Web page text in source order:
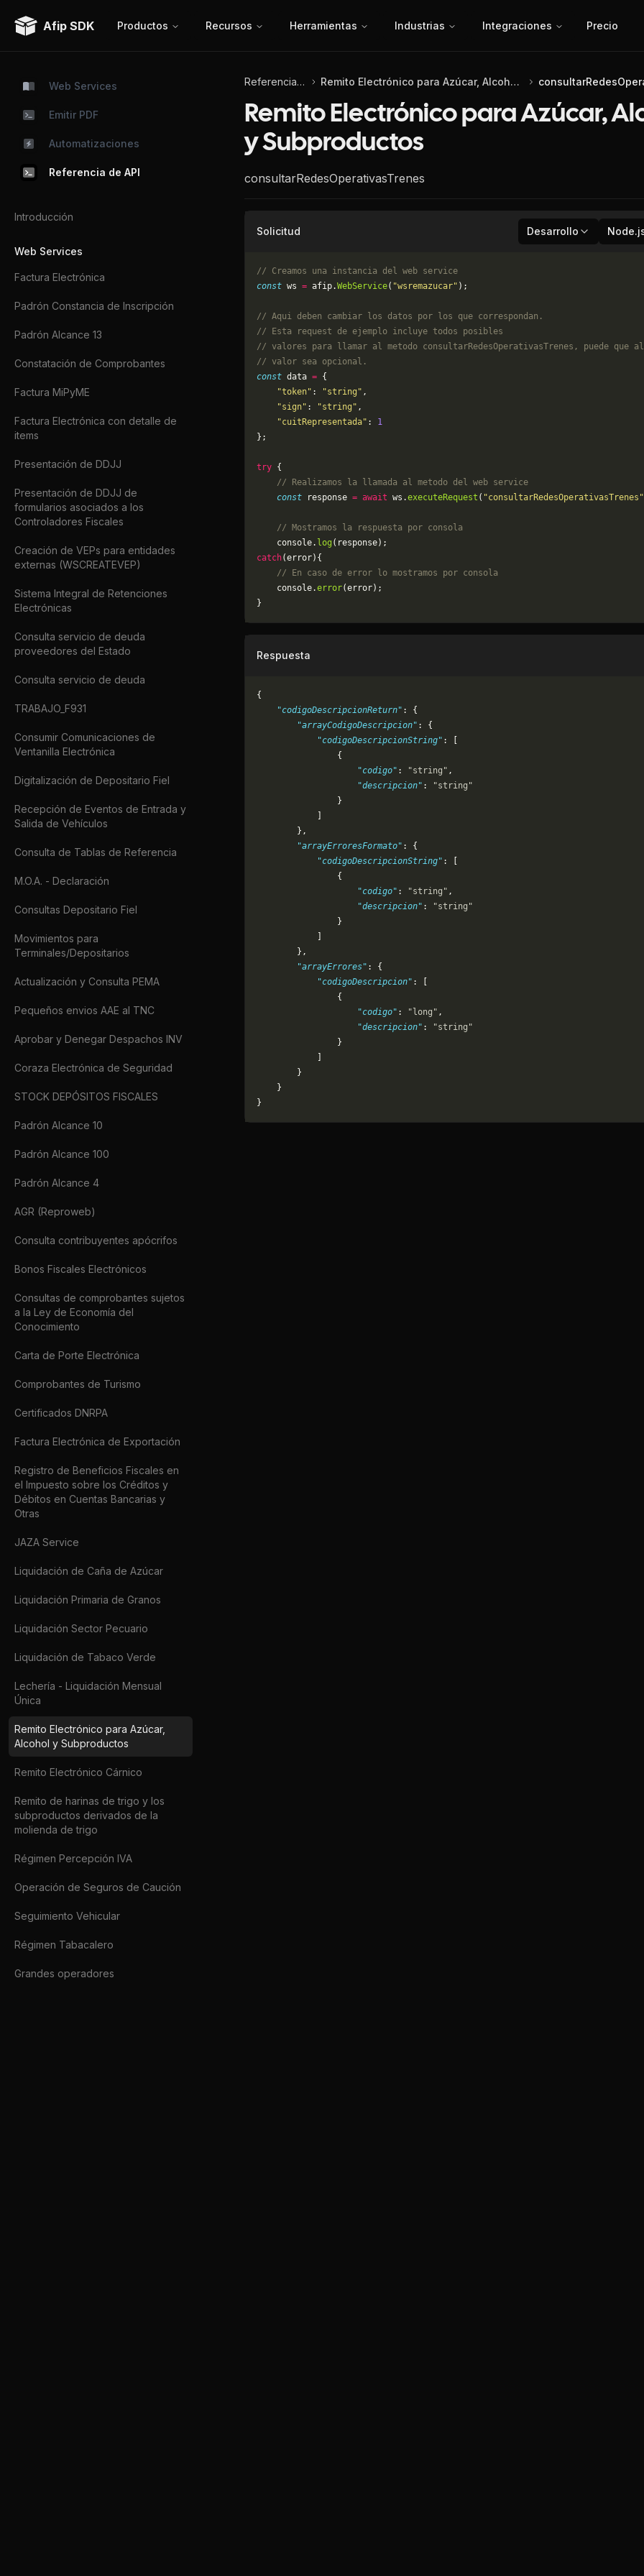
Afip SDK Productos Recursos Herramientas Industrias Integraciones Precio
Web Services
Emitir PDF
Automatizaciones
Referencia de API
Introducción
Web Services
Factura Electrónica
Padrón Constancia de Inscripción
Padrón Alcance 13
Constatación de Comprobantes
Factura MiPyME
Factura Electrónica con detalle de
items
Presentación de DDJJ
Presentación de DDJJ de
formularios asociados a los
Controladores Fiscales
Creación de VEPs para entidades
externas (WSCREATEVEP)
Sistema Integral de Retenciones
Electrónicas
Consulta servicio de deuda
proveedores del Estado
Consulta servicio de deuda
TRABAJO_F931
Consumir Comunicaciones de
Ventanilla Electrónica
Digitalización de Depositario Fiel
Recepción de Eventos de Entrada y
Salida de Vehículos
Consulta de Tablas de Referencia
M.O.A. - Declaración
Consultas Depositario Fiel
Movimientos para
Terminales/Depositarios
Actualización y Consulta PEMA
Pequeños envios AAE al TNC
Aprobar y Denegar Despachos INV
Coraza Electrónica de Seguridad
STOCK DEPÓSITOS FISCALES
Padrón Alcance 10
Padrón Alcance 100
Padrón Alcance 4
AGR (Reproweb)
Consulta contribuyentes apócrifos
Bonos Fiscales Electrónicos
Consultas de comprobantes sujetos
a la Ley de Economía del
Conocimiento
Carta de Porte Electrónica
Comprobantes de Turismo
Certificados DNRPA
Factura Electrónica de Exportación
Registro de Beneficios Fiscales en
el Impuesto sobre los Créditos y
Débitos en Cuentas Bancarias y
Otras
JAZA Service
Liquidación de Caña de Azúcar
Liquidación Primaria de Granos
Liquidación Sector Pecuario
Liquidación de Tabaco Verde
Lechería - Liquidación Mensual
Única
Remito Electrónico para Azúcar,
Alcohol y Subproductos
Remito Electrónico Cárnico
Remito de harinas de trigo y los
subproductos derivados de la
molienda de trigo
Régimen Percepción IVA
Operación de Seguros de Caución
Seguimiento Vehicular
Régimen Tabacalero
Grandes operadores
Referencia de API Remito Electrónico para Azúcar, Alcohol y Subproductos
Remito Electrónico para Azúcar,
y Subproductos
consultarRedesOperativasTrenes
Solicitud Desarrollo
// Creamos una instancia del web service
const ws = afip.WebService( "wsremazucar" );
// Aqui deben cambiar los datos por los que correspondan.
// Esta request de ejemplo incluye todos posibles
// valores para llamar al metodo consultarRedesOperativasTrenes, puede que
// valor sea opcional.
const data = {
    "token"
: "string" ,
    "sign"
: "string" ,
    "cuitRepresentada"
: 1
};
try {
    // Realizamos la llamada al metodo del web service
    const
response = await ws.executeRequest ( "consultarRedesOperativasTrenes"
    // Mostramos la respuesta por consola
    console.
log (response);
catch(error){
    // En caso de error lo mostramos por consola
	console.
error(error);
}
Respuesta
{
    "codigoDescripcionReturn"
: {
        "arrayCodigoDescripcion"
: {
            "codigoDescripcionString"
: [
                {
                    "codigo"
: "string" ,
                    "descripcion"
:
"string"
                }
        },
        "arrayErroresFormato"
: {
            "codigoDescripcionString"
: [
                {
                    "codigo"
: "string" ,
                    "descripcion"
:
"string"
                }
        },
        "arrayErrores"
: {
            "codigoDescripcion"
: [
                {
                    "codigo"
: "long" ,
                    "descripcion"
:
"string"
                }
        }
    }
}